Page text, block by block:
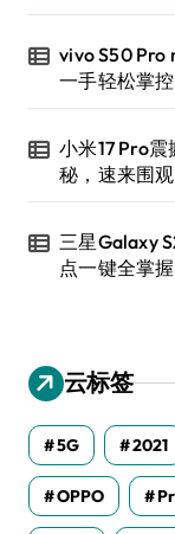
vivo S50 Pro
一手轻松掌控
小米17 Pro
秘，速来围观
三星Galaxy
点一键全掌握
云标签
5G 2021
OPPO